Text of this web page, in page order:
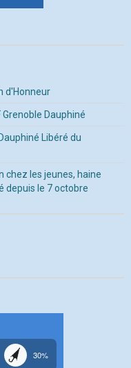
d'Honneur
Grenoble Dauphiné
Libéré du
chez les jeunes, haine
depuis le 7 octobre